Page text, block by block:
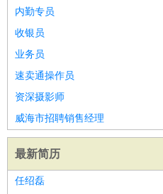
内勤专员
收银员
业务员
速卖通操作员
资深摄影师
威海市招聘销售经理
最新简历
任绍磊